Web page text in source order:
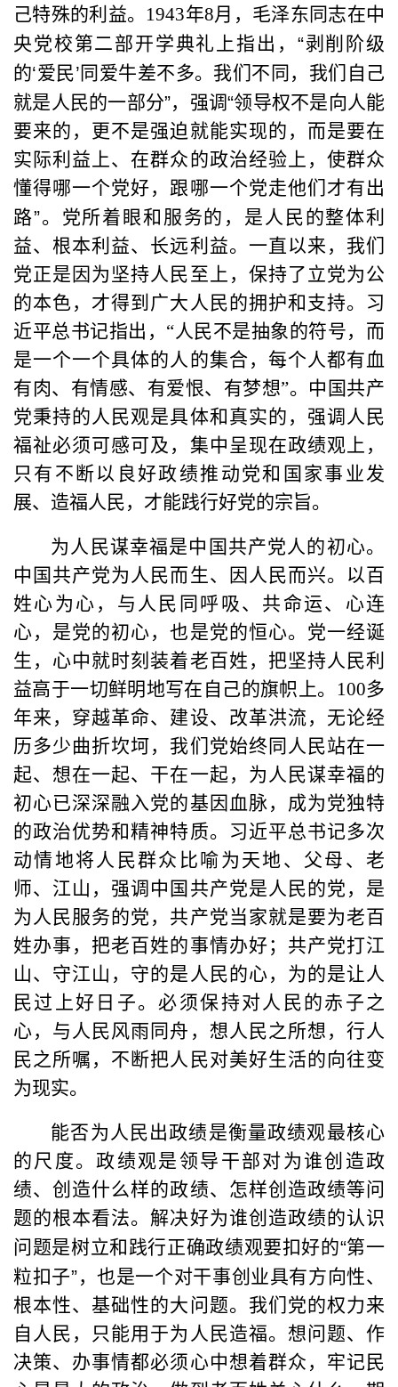
己特殊的利益。1943年8月，毛泽东同志在中
央党校第二部开学典礼上指出， “剥削阶级
的‘爱民’同爱牛差不多。我们不同，我们自己
就是人民的一部分”，强调“领导权不是向人能
要来的，更不是强迫就能实现的，而是要在
实际利益上、在群众的政治经验上，使群众
懂得哪一个党好，跟哪一个党走他们才有出
路”。党所着眼和服务的，是人民的整体利
益、根本利益、长远利益。一直以来，我们
党正是因为坚持人民至上，保持了立党为公
的本色，才得到广大人民的拥护和支持。习
近平总书记指出，“人民不是抽象的符号，而
是一个一个具体的人的集合，每个人都有血
有肉、有情感、有爱恨、有梦想”。中国共产
党秉持的人民观是具体和真实的，强调人民
福祉必须可感可及，集中呈现在政绩观上，
只有不断以良好政绩推动党和国家事业发
展、造福人民，才能践行好党的宗旨。
为人民谋幸福是中国共产党人的初心。
中国共产党为人民而生、因人民而兴。以百
姓心为心，与人民同呼吸、共命运、心连
心，是党的初心，也是党的恒心。党一经诞
生，心中就时刻装着老百姓，把坚持人民利
益高于一切鲜明地写在自己的旗帜上。100多
年来，穿越革命、建设、改革洪流，无论经
历多少曲折坎坷，我们党始终同人民站在一
起、想在一起、干在一起，为人民谋幸福的
初心已深深融入党的基因血脉，成为党独特
的政治优势和精神特质。习近平总书记多次
动情地将人民群众比喻为天地、父母、老
师、江山，强调中国共产党是人民的党，是
为人民服务的党，共产党当家就是要为老百
姓办事，把老百姓的事情办好；共产党打江
山、守江山，守的是人民的心，为的是让人
民过上好日子。必须保持对人民的赤子之
心，与人民风雨同舟，想人民之所想，行人
民之所嘱，不断把人民对美好生活的向往变
为现实。
能否为人民出政绩是衡量政绩观最核心
的尺度。政绩观是领导干部对为谁创造政
绩、创造什么样的政绩、怎样创造政绩等问
题的根本看法。解决好为谁创造政绩的认识
问题是树立和践行正确政绩观要扣好的“第一
粒扣子”，也是一个对干事创业具有方向性、
根本性、基础性的大问题。我们党的权力来
自人民，只能用于为人民造福。想问题、作
决策、办事情都必须心中想着群众，牢记民